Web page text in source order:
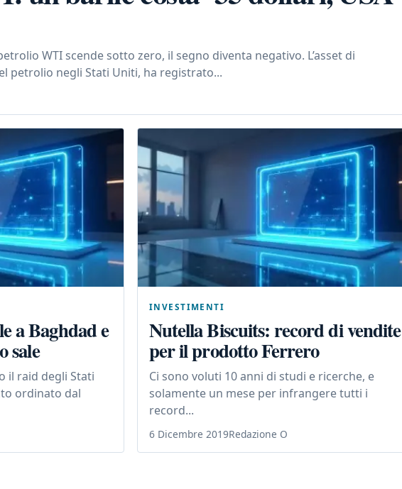
WTI scende sotto zero, il segno diventa negativo. L’asset di
petrolio negli Stati Uniti, ha registrato...
a Baghdad e
sale
il raid degli Stati
ordinato dal
INVESTIMENTI
Nutella Biscuits: record di vendite
per il prodotto Ferrero
Ci sono voluti 10 anni di studi e ricerche, e
solamente un mese per infrangere tutti i
record...
6 Dicembre 2019Redazione O